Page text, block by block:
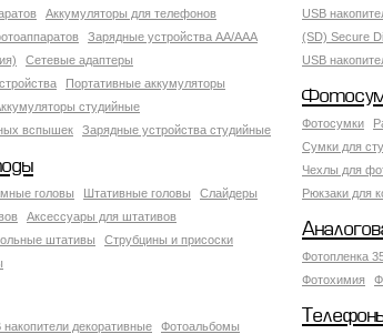
Аккумуляторы для телефонов
Зарядные устройства AA/AAA
Сетевые адаптеры
Портативные аккумуляторы
студийные
вспышек
Зарядные устройства студийные
USB
(SD) Secure
USB
Фотосумки
Сумки для
Чехлы для
Рюкзаки для
головы Штативные головы
Слайдеры
Аксессуары для штативов
штативы
Струбцины и присоски
Фотопленка
Фотохимия
накопители декоративные
Фотоальбомы